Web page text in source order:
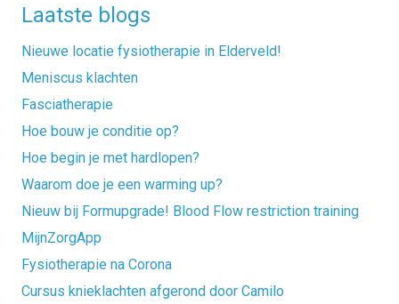
Laatste blogs
Nieuwe locatie fysiotherapie in Elderveld!
Meniscus klachten
Fasciatherapie
Hoe bouw je conditie op?
Hoe begin je met hardlopen?
Waarom doe je een warming up?
Nieuw bij Formupgrade! Blood Flow restriction training
MijnZorgApp
Fysiotherapie na Corona
Cursus knieklachten afgerond door Camilo